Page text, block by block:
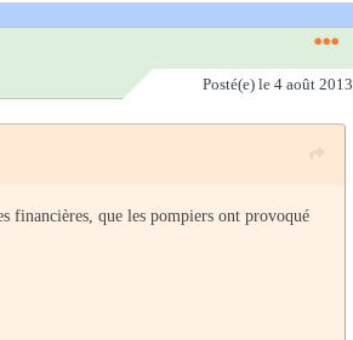
Posté(e) le 4 août 2013
financières, que les pompiers ont provoqué